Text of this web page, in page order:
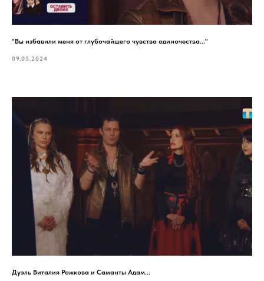
"Вы избавили меня от глубочайшего чувства одиночества..."
09.05.2024
Дуэль Виталия Рожкова и Саманты Адам...